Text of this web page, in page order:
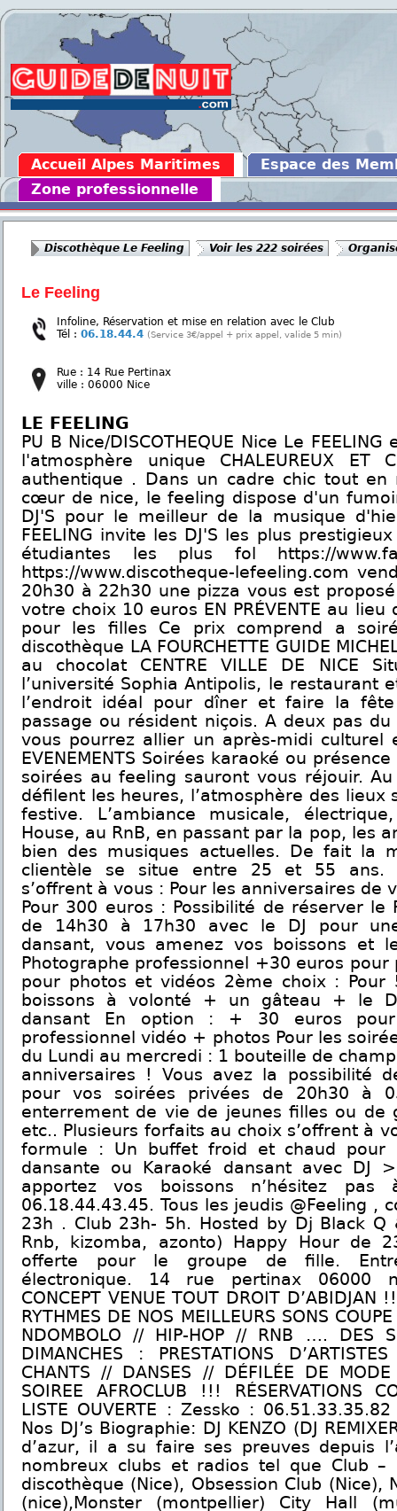
Accueil Alpes Maritimes
Espace des
Zone professionnelle
Discothèque Le Feeling Voir les 222 soirées
Le Feeling
Infoline, Réservation et mise en relation avec le Club
Tél : 06.18.44.4 (Service 3€/appel + prix appel, valide 5 min)
Rue : 14 Rue Pertinax
ville : 06000 Nice
LE FEELING
PU B Nice/DISCOTHEQUE Nice Le
l'atmosphère unique CHALEUREUX ET
authentique . Dans un cadre chic tout
cœur de nice, le feeling dispose d'un
DJ'S pour le meilleur de la musique
FEELING invite les DJ'S les plus
étudiantes les plus fol https://
https://www.discotheque-lefeeling.com
20h30 à 22h30 une pizza vous est
votre choix 10 euros EN PRÉVENTE au
pour les filles Ce prix comprend a
discothèque LA FOURCHETTE GUIDE
au chocolat CENTRE VILLE DE NICE
l’université Sophia Antipolis, le restaurant
l’endroit idéal pour dîner et faire la
passage ou résident niçois. A deux pas
vous pourrez allier un après-midi culturel
EVENEMENTS Soirées karaoké ou
soirées au feeling sauront vous réjouir.
défilent les heures, l’atmosphère des lieux
festive. L’ambiance musicale,
House, au RnB, en passant par la pop, les
bien des musiques actuelles. De fait la
clientèle se situe entre 25 et 55 ans.
s’offrent à vous : Pour les anniversaires de
Pour 300 euros : Possibilité de réserver le
de 14h30 à 17h30 avec le DJ pour
dansant, vous amenez vos boissons et
Photographe professionnel +30 euros
pour photos et vidéos 2ème choix : Pour
boissons à volonté + un gâteau + le
dansant En option : + 30 euros pour
professionnel vidéo + photos Pour les
du Lundi au mercredi : 1 bouteille de
anniversaires ! Vous avez la possibilité
pour vos soirées privées de 20h30 à
enterrement de vie de jeunes filles ou de
etc.. Plusieurs forfaits au choix s’offrent à
formule : Un buffet froid et chaud pour
dansante ou Karaoké dansant avec DJ
apportez vos boissons n’hésitez
06.18.44.43.45. Tous les jeudis @Feeling ,
23h . Club 23h- 5h. Hosted by Dj Black Q
Rnb, kizomba, azonto) Happy Hour de
offerte pour le groupe de fille.
électronique. 14 rue pertinax 06000
CONCEPT VENUE TOUT DROIT D’ABIDJAN
RYTHMES DE NOS MEILLEURS SONS
NDOMBOLO // HIP-HOP // RNB …. DES
DIMANCHES : PRESTATIONS
CHANTS // DANSES // DÉFILÉE DE
SOIREE AFROCLUB !!! RÉSERVATIONS
LISTE OUVERTE : Zessko :
Nos DJ’s Biographie: DJ KENZO (DJ
d’azur, il a su faire ses preuves depuis
nombreux clubs et radios tel que Club –
discothèque (Nice), Obsession Club (Nice),
(nice),Monster (montpellier) City Hall